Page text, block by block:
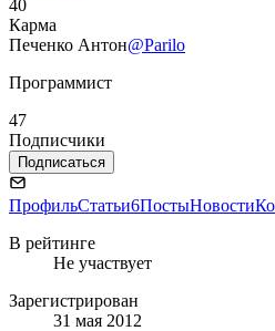
40
Карма
Печенко Антон@Parilo
Программист
47
Подписчики
Подписаться
ПрофильСтатьи6ПостыНовости
В рейтинге
Не участвует
Зарегистрирован
31 мая 2012